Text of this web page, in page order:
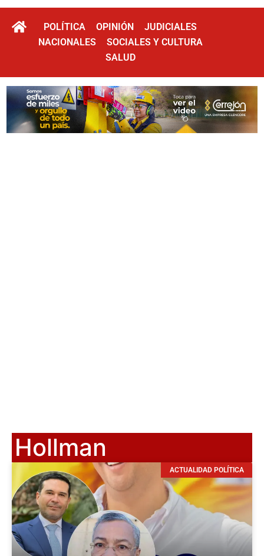
POLÍTICA OPINIÓN
JUDICIALES
NACIONALES
SOCIALES Y CULTURA
SALUD
Hollman
ACTUALIDAD POLÍTICA